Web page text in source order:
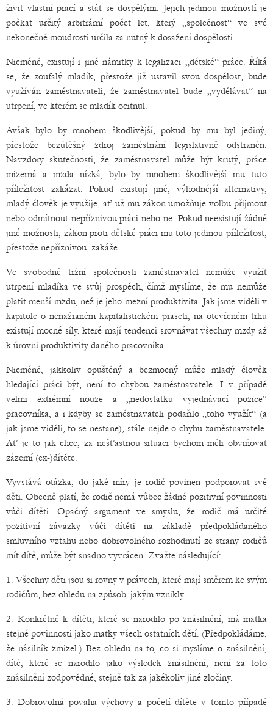
živit vlastní prací a stát se dospělými. Jejich jedinou možností je
počkat určitý arbitrární počet let, který „společnost“ ve své
nekonečné moudrosti určila za nutný k dosažení dospělosti.
Nicméně, existují i jiné námitky k legalizaci „dětské“ práce. Říká
se, že zoufalý mladík, přestože již ustavil svou dospělost, bude
využíván zaměstnavateli; že zaměstnavatel bude „vydělávat“ na
utrpení, ve kterém se mladík ocitnul.
Avšak bylo by mnohem škodlivější, pokud by mu byl jediný,
přestože bezútěšný zdroj zaměstnání legislativně odstraněn.
Navzdory skutečnosti, že zaměstnavatel může být krutý, práce
mizerná a mzda nízká, bylo by mnohem škodlivější mu tuto
příležitost zakázat. Pokud existují jiné, výhodnější alternativy,
mladý člověk je využije, ať už mu zákon umožňuje volbu přijmout
nebo odmítnout nepříznivou práci nebo ne. Pokud neexistují žádné
jiné možnosti, zákon proti dětské práci mu toto jedinou příležitost,
přestože nepříznivou, zakáže.
Ve svobodné tržní společnosti zaměstnavatel nemůže využít
utrpení mladíka ve svůj prospěch, čímž myslíme, že mu nemůže
platit menší mzdu, než je jeho mezní produktivita. Jak jsme viděli v
kapitole o nenažraném kapitalistickém praseti, na otevřeném trhu
existují mocné síly, které mají tendenci srovnávat všechny mzdy až
k úrovni produktivity daného pracovníka.
Nicméně, jakkoliv opuštěný a bezmocný může mladý člověk
hledající práci být, není to chybou zaměstnavatele. I v případě
velmi extrémní nouze a „nedostatku vyjednávací pozice“
pracovníka, a i kdyby se zaměstnavateli podařilo „toho využít“ (a
jak jsme viděli, to se nestane), stále nejde o chybu zaměstnavatele.
Ať je to jak chce, za nešťastnou situaci bychom měli obviňovat
zázemí (ex-)dítěte.
Vyvstává otázka, do jaké míry je rodič povinen podporovat své
děti. Obecně platí, že rodič nemá vůbec žádné pozitivní povinnosti
vůči dítěti. Opačný argument ve smyslu, že rodič má určité
pozitivní závazky vůči dítěti na základě předpokládaného
smluvního vztahu nebo dobrovolného rozhodnutí ze strany rodičů
mít dítě, může být snadno vyvrácen. Zvažte následující:
1. Všechny děti jsou si rovny v právech, které mají směrem ke svým
rodičům, bez ohledu na způsob, jakým vznikly.
2. Konkrétně k dítěti, které se narodilo po znásilnění, má matka
stejné povinnosti jako matky všech ostatních dětí. (Předpokládáme,
že násilník zmizel.) Bez ohledu na to, co si myslíme o znásilnění,
dítě, které se narodilo jako výsledek znásilnění, není za toto
znásilnění zodpovědné, stejně tak za jakékoliv jiné zločiny.
3. Dobrovolná povaha výchovy a početí dítěte v tomto případě